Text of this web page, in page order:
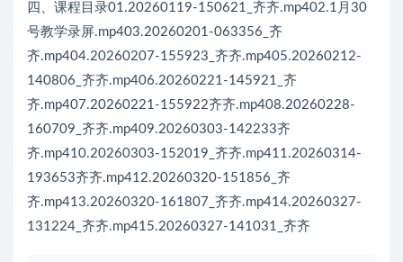
四、课程目录01.20260119-150621_齐齐.mp402.1月30
号教学录屏.mp403.20260201-063356_齐
齐.mp404.20260207-155923_齐齐.mp405.20260212-
140806_齐齐.mp406.20260221-145921_齐
齐.mp407.20260221-155922齐齐.mp408.20260228-
160709_齐齐.mp409.20260303-142233齐
齐.mp410.20260303-152019_齐齐.mp411.20260314-
193653齐齐.mp412.20260320-151856_齐
齐.mp413.20260320-161807_齐齐.mp414.20260327-
131224_齐齐.mp415.20260327-141031_齐齐